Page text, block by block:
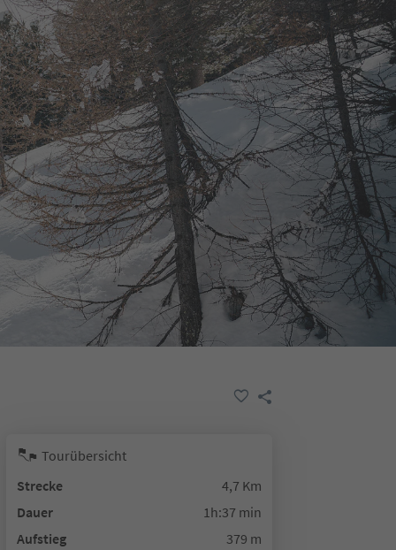
Tourübersicht
Strecke
4,7 Km
Dauer
1h:37 min
Aufstieg
379 m